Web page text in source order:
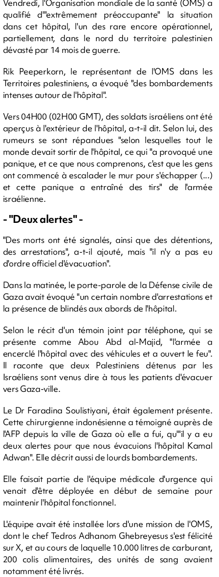
Vendredi, l'Organisation mondiale de la santé (OMS) a
qualifié d'"extrêmement préoccupante" la situation
dans cet hôpital, l'un des rare encore opérationnel,
partiellement, dans le nord du territoire palestinien
dévasté par 14 mois de guerre.
Rik Peeperkorn, le représentant de l'OMS dans les
Territoires palestiniens, a évoqué "des bombardements
intenses autour de l'hôpital".
Vers 04H00 (02H00 GMT), des soldats israéliens ont été
aperçus à l'extérieur de l'hôpital, a-t-il dit. Selon lui, des
rumeurs se sont répandues "selon lesquelles tout le
monde devait sortir de l'hôpital, ce qui "a provoqué une
panique, et ce que nous comprenons, c'est que les gens
ont commencé à escalader le mur pour s'échapper (...)
et cette panique a entraîné des tirs" de l'armée
israélienne.
- "Deux alertes" -
"Des morts ont été signalés, ainsi que des détentions,
des arrestations", a-t-il ajouté, mais "il n'y a pas eu
d'ordre officiel d'évacuation".
Dans la matinée, le porte-parole de la Défense civile de
Gaza avait évoqué "un certain nombre d'arrestations et
la présence de blindés aux abords de l'hôpital.
Selon le récit d'un témoin joint par téléphone, qui se
présente comme Abou Abd al-Majid, "l'armée a
encerclé l'hôpital avec des véhicules et a ouvert le feu".
Il raconte que deux Palestiniens détenus par les
Israéliens sont venus dire à tous les patients d'évacuer
vers Gaza-ville.
Le Dr Faradina Soulistiyani, était également présente.
Cette chirurgienne indonésienne a témoigné auprès de
l'AFP depuis la ville de Gaza où elle a fui, qu'"il y a eu
deux alertes pour que nous évacuions l'hôpital Kamal
Adwan". Elle décrit aussi de lourds bombardements.
Elle faisait partie de l'équipe médicale d'urgence qui
venait d'être déployée en début de semaine pour
maintenir l'hôpital fonctionnel.
L'équipe avait été installée lors d'une mission de l'OMS,
dont le chef Tedros Adhanom Ghebreyesus s'est félicité
sur X, et au cours de laquelle 10.000 litres de carburant,
200 colis alimentaires, des unités de sang avaient
notamment été livrés.